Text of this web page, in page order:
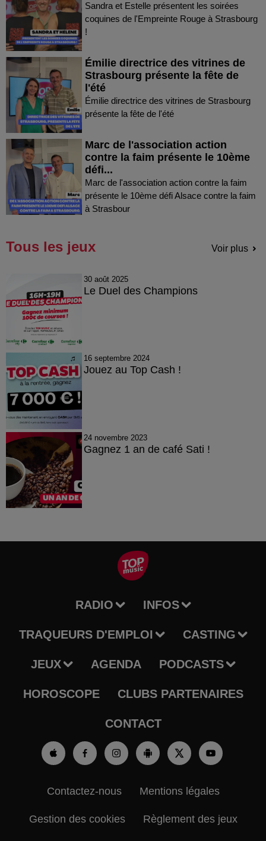
Sandra et Estelle présentent les soirées
coquines de l'Empreinte Rouge à Strasbourg
!
Émilie directrice des vitrines de
Strasbourg présente la fête de
l'été
Émilie directrice des vitrines de Strasbourg
présente la fête de l'été
Marc de l'association action
contre la faim présente le 10ème
défi...
Marc de l'association action contre la faim
présente le 10ème défi Alsace contre la faim
à Strasbour
Tous les jeux Voir plus
30 août 2025
Le Duel des Champions
16 septembre 2024
Jouez au Top Cash !
24 novembre 2023
Gagnez 1 an de café Sati !
RADIO INFOS
TRAQUEURS D'EMPLOI CASTING
JEUX AGENDA PODCASTS
HOROSCOPE CLUBS PARTENAIRES
CONTACT
Contactez-nous Mentions légales
Gestion des cookies Règlement des jeux